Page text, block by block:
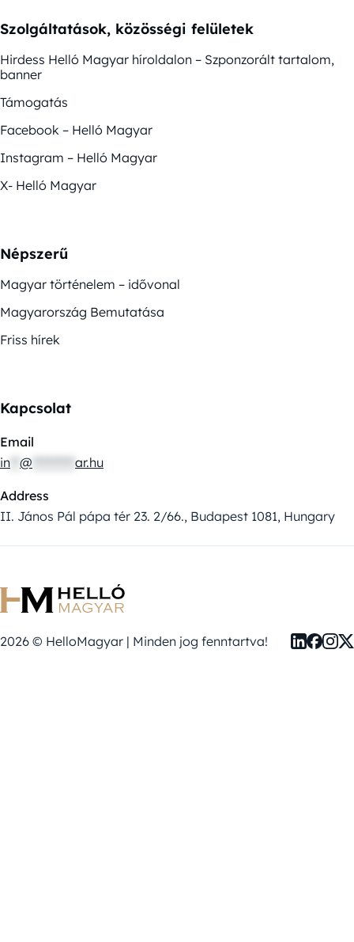
Szolgáltatások, közösségi felületek
Hirdess Helló Magyar híroldalon – Szponzorált tartalom,
banner
Támogatás
Facebook – Helló Magyar
Instagram – Helló Magyar
X- Helló Magyar
Népszerű
Magyar történelem – idővonal
Magyarország Bemutatása
Friss hírek
Kapcsolat
Email
in @ ar.hu
Address
II. János Pál pápa tér 23. 2/66., Budapest 1081, Hungary
2026 © HelloMagyar | Minden jog fenntartva!